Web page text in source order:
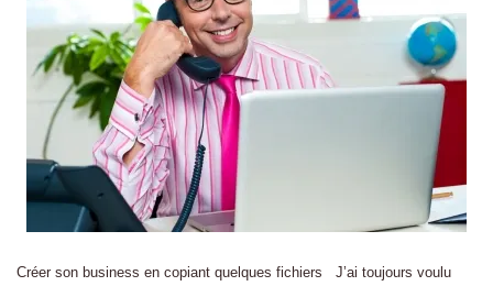
Créer son business en copiant quelques fichiers J’ai toujours voulu